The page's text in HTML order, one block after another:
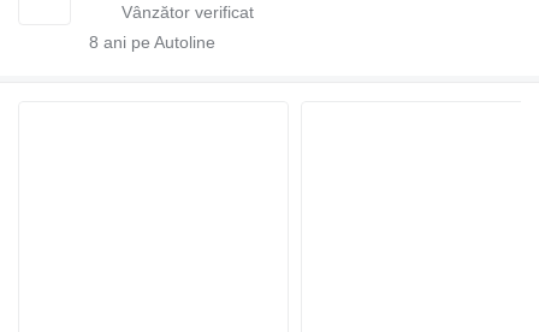
8 ani pe Autoline